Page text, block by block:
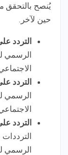
يُنصح بالتحقق
حين لآخر.
التردد
الرسمي
التردد
الرسمي
التردد
الرسمي